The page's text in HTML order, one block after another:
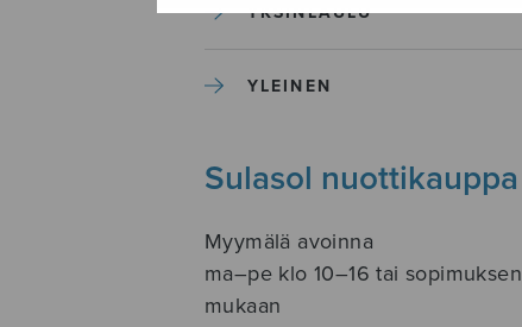
YKSINLAULU
YLEINEN
Sulasol nuottikauppa
Myymälä avoinna
ma–pe klo 10–16 tai sopimuksen
mukaan